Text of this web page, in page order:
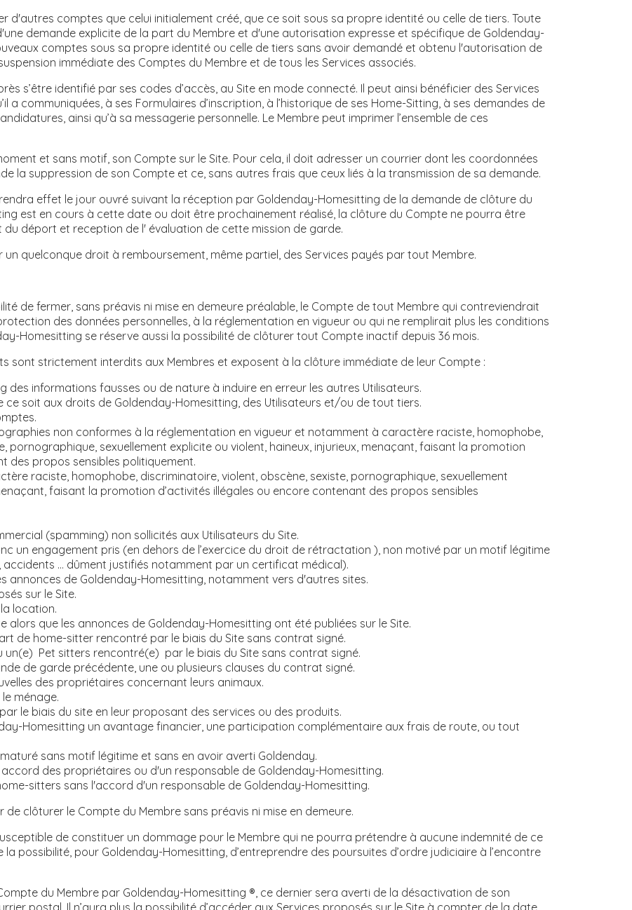
d'autres comptes que celui initialement créé, que ce soit sous sa propre identité ou celle de tiers. Toute
demande explicite de la part du Membre et d'une autorisation expresse et spécifique de Goldenday-
comptes sous sa propre identité ou celle de tiers sans avoir demandé et obtenu l'autorisation de
immédiate des Comptes du Membre et de tous les Services associés.
s’être identifié par ses codes d’accès, au Site en mode connecté. Il peut ainsi bénéficier des Services
a communiquées, à ses Formulaires d’inscription, à l’historique de ses Home-Sitting, à ses demandes de
ainsi qu’à sa messagerie personnelle. Le Membre peut imprimer l’ensemble de ces
et sans motif, son Compte sur le Site. Pour cela, il doit adresser un courrier dont les coordonnées
la suppression de son Compte et ce, sans autres frais que ceux liés à la transmission de sa demande.
effet le jour ouvré suivant la réception par Goldenday-Homesitting de la demande de clôture du
est en cours à cette date ou doit être prochainement réalisé, la clôture du Compte ne pourra être
du déport et reception de l' évaluation de cette mission de garde.
quelconque droit à remboursement, même partiel, des Services payés par tout Membre.
de fermer, sans préavis ni mise en demeure préalable, le Compte de tout Membre qui contreviendrait
des données personnelles, à la réglementation en vigueur ou qui ne remplirait plus les conditions
Homesitting se réserve aussi la possibilité de clôturer tout Compte inactif depuis 36 mois.
sont strictement interdits aux Membres et exposent à la clôture immédiate de leur Compte :
des informations fausses ou de nature à induire en erreur les autres Utilisateurs.
soit aux droits de Goldenday-Homesitting, des Utilisateurs et/ou de tout tiers.
non conformes à la réglementation en vigueur et notamment à caractère raciste, homophobe,
pornographique, sexuellement explicite ou violent, haineux, injurieux, menaçant, faisant la promotion
des propos sensibles politiquement.
raciste, homophobe, discriminatoire, violent, obscène, sexiste, pornographique, sexuellement
faisant la promotion d’activités illégales ou encore contenant des propos sensibles
(spamming) non sollicités aux Utilisateurs du Site.
un engagement pris (en dehors de l’exercice du droit de rétractation ), non motivé par un motif légitime
accidents … dûment justifiés notamment par un certificat médical).
annonces de Goldenday-Homesitting, notamment vers d'autres sites.
sur le Site.
location.
alors que les annonces de Goldenday-Homesitting ont été publiées sur le Site.
de home-sitter rencontré par le biais du Site sans contrat signé.
un(e) Pet sitters rencontré(e) par le biais du Site sans contrat signé.
de garde précédente, une ou plusieurs clauses du contrat signé.
des propriétaires concernant leurs animaux.
ménage.
le biais du site en leur proposant des services ou des produits.
Homesitting un avantage financier, une participation complémentaire aux frais de route, ou tout
sans motif légitime et sans en avoir averti Goldenday.
des propriétaires ou d'un responsable de Goldenday-Homesitting.
sitters sans l'accord d'un responsable de Goldenday-Homesitting.
clôturer le Compte du Membre sans préavis ni mise en demeure.
de constituer un dommage pour le Membre qui ne pourra prétendre à aucune indemnité de ce
possibilité, pour Goldenday-Homesitting, d’entreprendre des poursuites d’ordre judiciaire à l’encontre
du Membre par Goldenday-Homesitting ®, ce dernier sera averti de la désactivation de son
postal. Il n’aura plus la possibilité d’accéder aux Services proposés sur le Site à compter de la date